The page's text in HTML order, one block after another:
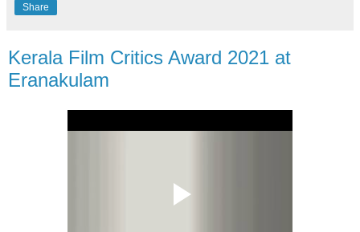
Share
Kerala Film Critics Award 2021 at
Eranakulam